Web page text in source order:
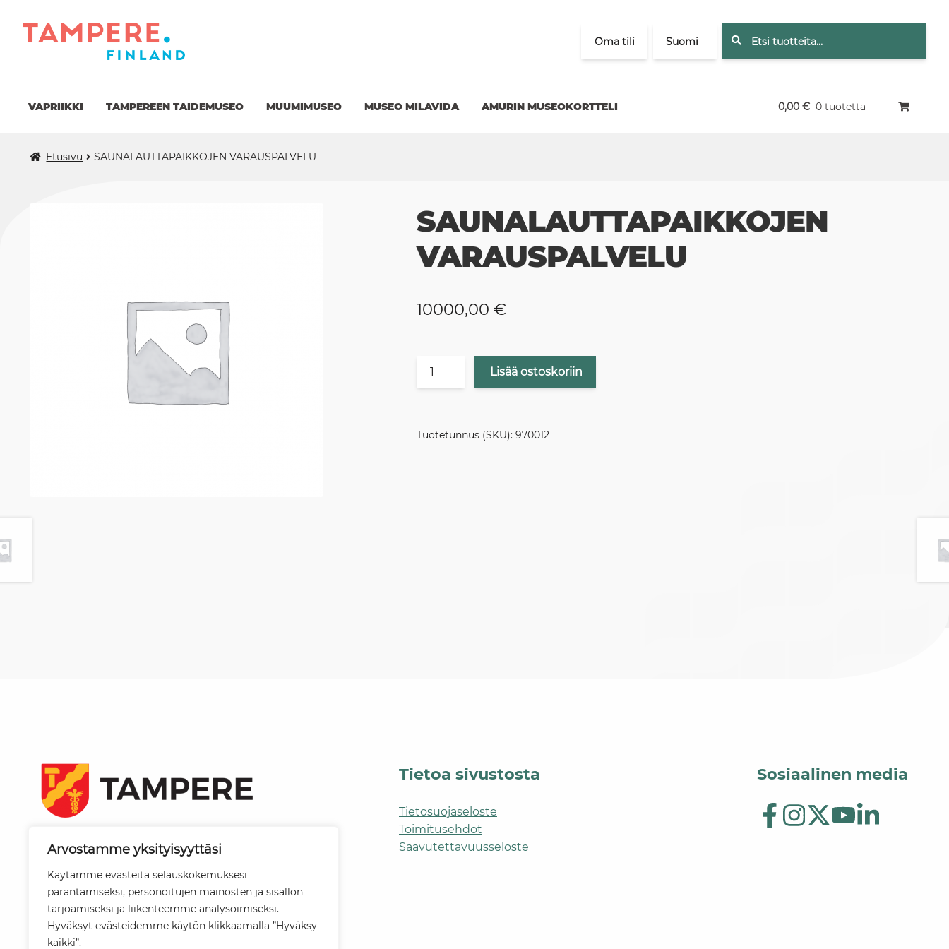
Arvostamme yksityisyyttäsi
Käytämme evästeitä selauskokemuksesi
parantamiseksi, personoitujen mainosten ja sisällön
tarjoamiseksi ja liikenteemme analysoimiseksi.
Hyväksyt evästeidemme käytön klikkaamalla ”Hyväksy
kaikki”.
Oma tili Suomi
VAPRIIKKI TAMPEREEN TAIDEMUSEO MUUMIMUSEO MUSEO MILAVIDA AMURIN MUSEOKORTTELI 0,00 € 0 tuotetta
Etusivu SAUNALAUTTAPAIKKOJEN VARAUSPALVELU
SAUNALAUTTAPAIKKOJEN
VARAUSPALVELU
10000,00 €
SAUNALAUTTAPAIKKOJEN
Lisää ostoskoriin
Tuotetunnus (SKU): 970012
PL 487
33101 Tampere
Vaihde
03 565 611
Tietoa sivustosta
Tietosuojaseloste
Toimitusehdot
Saavutettavuusseloste
Sosiaalinen media